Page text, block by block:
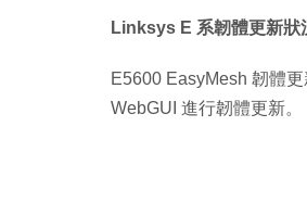
Linksys E 系韌體更新狀
E5600 EasyMesh 韌體
WebGUI 進行韌體更新。